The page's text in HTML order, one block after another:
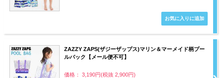
ZAZZY ZAPS(ザジーザップス)マリン＆マーメイド柄プー
ルバック【メール便不可】
価格： 3,190円(税抜 2,900円)